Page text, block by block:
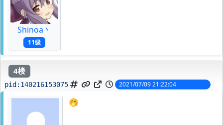
Shinoa丶
11级
4楼
pid: 140216153075 2021/07/09 21:22:04
🤭